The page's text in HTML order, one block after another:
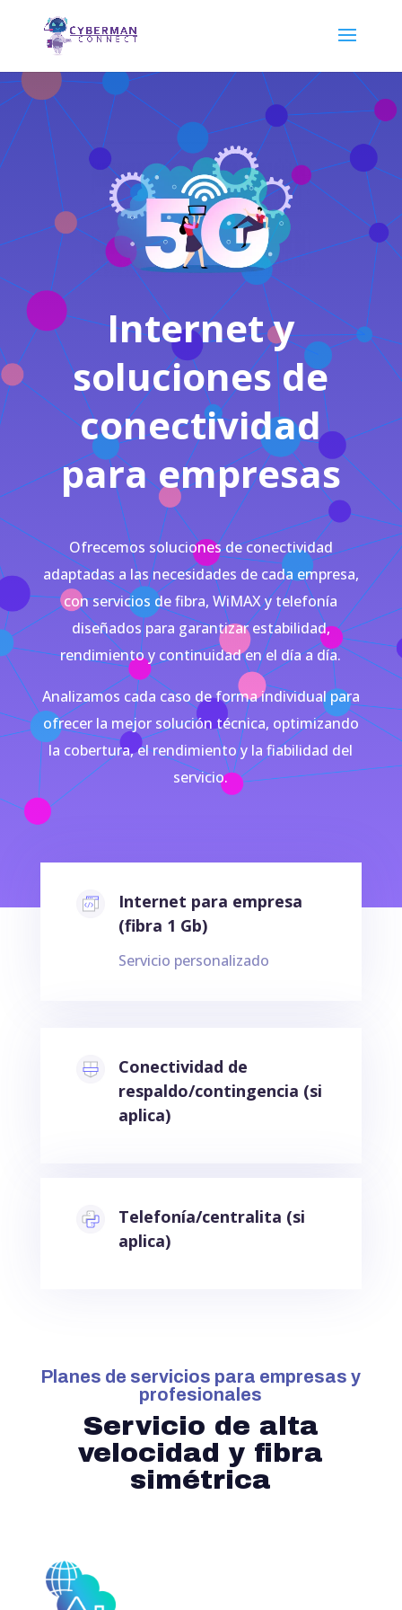
Internet y
soluciones de
conectividad
para empresas
Ofrecemos soluciones de conectividad
adaptadas a las necesidades de cada empresa,
con servicios de fibra, WiMAX y telefonía
diseñados para garantizar estabilidad,
rendimiento y continuidad en el día a día.
Analizamos cada caso de forma individual para
ofrecer la mejor solución técnica, optimizando
la cobertura, el rendimiento y la fiabilidad del
servicio.
Internet para empresa
(fibra 1 Gb)
Servicio personalizado
Conectividad de
respaldo/contingencia (si
aplica)
Telefonía/centralita (si
aplica)
Planes de servicios para empresas y
profesionales
Servicio de alta
velocidad y fibra
simétrica